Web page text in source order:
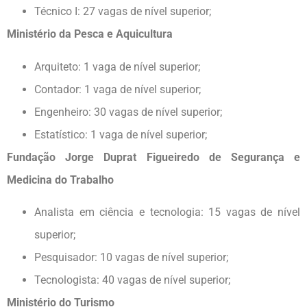
Técnico I: 27 vagas de nível superior;
Ministério da Pesca e Aquicultura
Arquiteto: 1 vaga de nível superior;
Contador: 1 vaga de nível superior;
Engenheiro: 30 vagas de nível superior;
Estatístico: 1 vaga de nível superior;
Fundação Jorge Duprat Figueiredo de Segurança e
Medicina do Trabalho
Analista em ciência e tecnologia: 15 vagas de nível
superior;
Pesquisador: 10 vagas de nível superior;
Tecnologista: 40 vagas de nível superior;
Ministério do Turismo